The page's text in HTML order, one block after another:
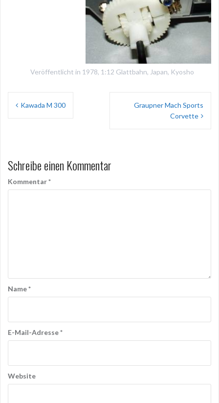
Veröffentlicht in 1978, 1:12 Glattbahn, Japan, Kyosho
Beitragsnavigation
Kawada M 300
Graupner Mach Sports
Corvette
Schreibe einen Kommentar
Kommentar*
Name*
E-Mail-Adresse*
Website